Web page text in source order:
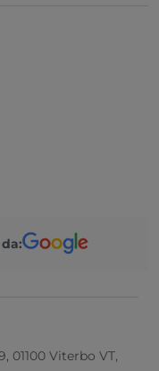
01100 Viterbo VT,